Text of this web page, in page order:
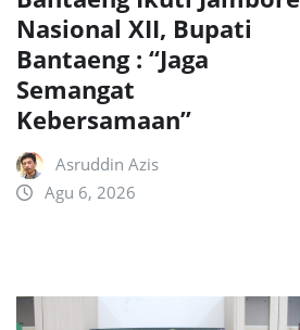
Nasional XII, Bupati
Bantaeng : “Jaga
Semangat
Kebersamaan”
Asruddin Azis
Agu 6, 2026